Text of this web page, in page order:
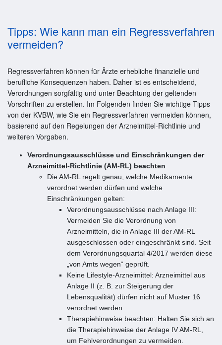
Tipps: Wie kann man ein Regressverfahren
vermeiden?
Regressverfahren können für Ärzte erhebliche finanzielle und
berufliche Konsequenzen haben. Daher ist es entscheidend,
Verordnungen sorgfältig und unter Beachtung der geltenden
Vorschriften zu erstellen. Im Folgenden finden Sie wichtige Tipps
von der KVBW, wie Sie ein Regressverfahren vermeiden können,
basierend auf den Regelungen der Arzneimittel-Richtlinie und
weiteren Vorgaben.
Verordnungsausschlüsse und Einschränkungen der
Arzneimittel-Richtlinie (AM-RL) beachten
Die AM-RL regelt genau, welche Medikamente
verordnet werden dürfen und welche
Einschränkungen gelten:
Verordnungsausschlüsse nach Anlage III:
Vermeiden Sie die Verordnung von
Arzneimitteln, die in Anlage III der AM-RL
ausgeschlossen oder eingeschränkt sind. Seit
dem Verordnungsquartal 4/2017 werden diese
„von Amts wegen“ geprüft.
Keine Lifestyle-Arzneimittel: Arzneimittel aus
Anlage II (z. B. zur Steigerung der
Lebensqualität) dürfen nicht auf Muster 16
verordnet werden.
Therapiehinweise beachten: Halten Sie sich an
die Therapiehinweise der Anlage IV AM-RL,
um Fehlverordnungen zu vermeiden.